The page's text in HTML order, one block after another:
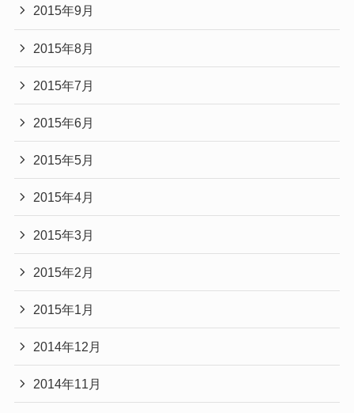
2015年9月
2015年8月
2015年7月
2015年6月
2015年5月
2015年4月
2015年3月
2015年2月
2015年1月
2014年12月
2014年11月